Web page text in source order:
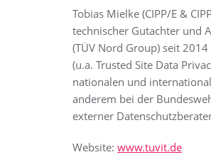
Tobias Mielke (CIPP/E &
technischer Gutachter und
(TÜV Nord Group) seit
(u.a. Trusted Site Data
nationalen und
anderem bei der
externer
Website: www.tuvit.de